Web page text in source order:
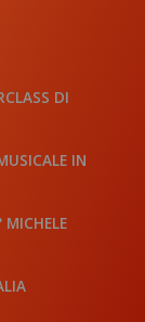
DI
IN